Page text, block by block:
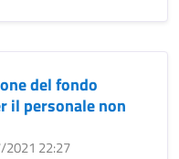
del fondo
il personale non
2021 22:27